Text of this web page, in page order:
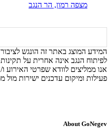
מצפה רמון, הר הנגב
המידע המוצג באתר זה הונגש
לפיתוח הנגב אינה אחרית על
אנו ממליצים לוודא שפרטי
פעילות ומיקום עדכנים ישירות
About GoNegev